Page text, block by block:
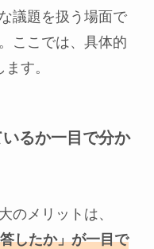
議題を扱う場面で
ここでは、具体的
す。
るか一目で分か
のメリットは、
したか」が一目で